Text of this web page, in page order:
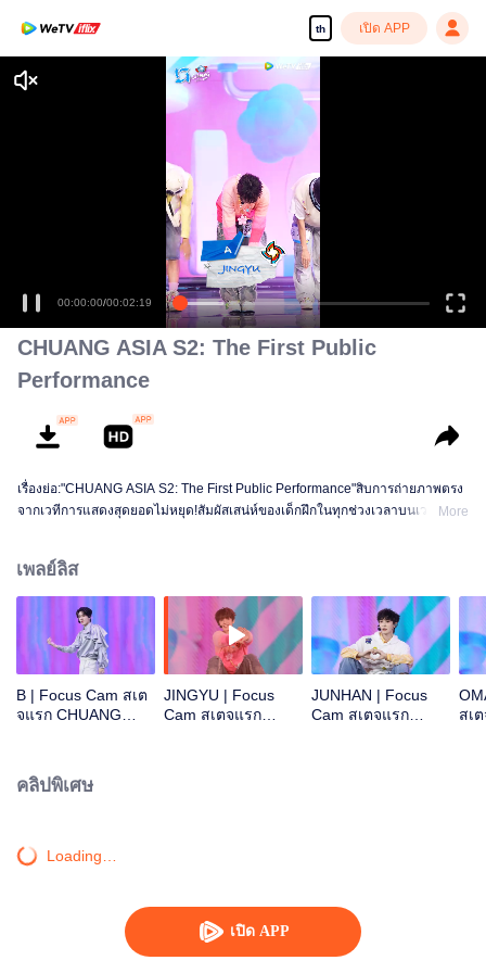
th เปิด APP
เปิด APP
00:00:00/00:02:19
CHUANG ASIA S2: The First Public
Performance
เรื่องย่อ:"CHUANG ASIA S2: The First Public Performance"สิบการถ่ายภาพตรง
จากเวทีการแสดงสุดยอดไม่หยุด!สัมผัสเสน่ห์ของเด็กฝึกในทุกช่วงเวลาบนเวที!โอเค
More
เพลย์ลิส
B | Focus Cam สเต
จแรก CHUANG
JINGYU | Focus
Cam สเตจแรก
JUNHAN | Focus
Cam สเตจแรก
สเ
คลิปพิเศษ
Loading…